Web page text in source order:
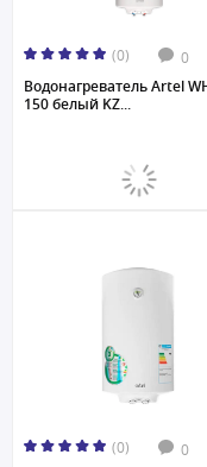
(0) 0
Водонагреватель Artel
150 белый KZ...
(0) 0